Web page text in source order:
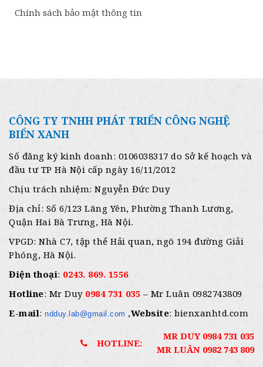
Chính sách bảo mật thông tin
CÔNG TY TNHH PHÁT TRIỂN CÔNG NGHỆ
BIỂN XANH
Số đăng ký kinh doanh: 0106038317 do Sở kế hoạch và
đầu tư TP Hà Nội cấp ngày 16/11/2012
Chịu trách nhiệm: Nguyễn Đức Duy
Địa chỉ: Số 6/123 Lãng Yên, Phường Thanh Lương,
Quận Hai Bà Trưng, Hà Nội.
VPGD: Nhà C7, tập thể Hải quan, ngõ 194 đường Giải
Phóng, Hà Nội.
Điện thoại: 0243. 869. 1556
Hotline: Mr Duy 0984 731 035 – Mr Luân 0982743809
E-mail: ndduy.lab@gmail.com ,Website: bienxanhtd.com
HOTLINE:
MR DUY 0984 731 035
MR LUÂN 0982 743 809